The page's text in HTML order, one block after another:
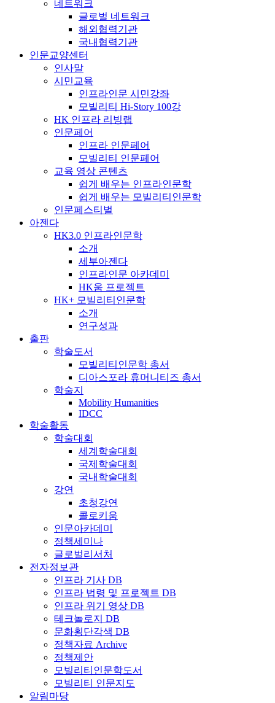
네트워크
글로벌 네트워크
해외협력기관
국내협력기관
인문교양센터
인사말
시민교육
인프라인문 시민강좌
모빌리티 Hi-Story 100강
HK 인프라 리빙랩
인문페어
인프라 인문페어
모빌리티 인문페어
교육 영상 콘텐츠
쉽게 배우는 인프라인문학
쉽게 배우는 모빌리티인문학
인문페스티벌
아젠다
HK3.0 인프라인문학
소개
세부아젠다
인프라인문 아카데미
HK움 프로젝트
HK+ 모빌리티인문학
소개
연구성과
출판
학술도서
모빌리티인문학 총서
디아스포라 휴머니티즈 총서
학술지
Mobility Humanities
IDCC
학술활동
학술대회
세계학술대회
국제학술대회
국내학술대회
강연
초청강연
콜로키움
인문아카데미
정책세미나
글로벌리서처
전자정보관
인프라 기사 DB
인프라 법령 및 프로젝트 DB
인프라 위기 영상 DB
테크놀로지 DB
문화횡단각색 DB
정책자료 Archive
정책제안
모빌리티인문학도서
모빌리티 인문지도
알림마당